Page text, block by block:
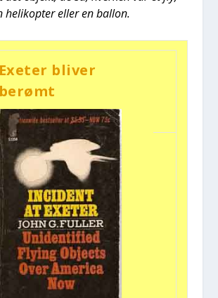
heli­kop­ter eller en bal­lon.
Exe­ter bli­ver
berømt